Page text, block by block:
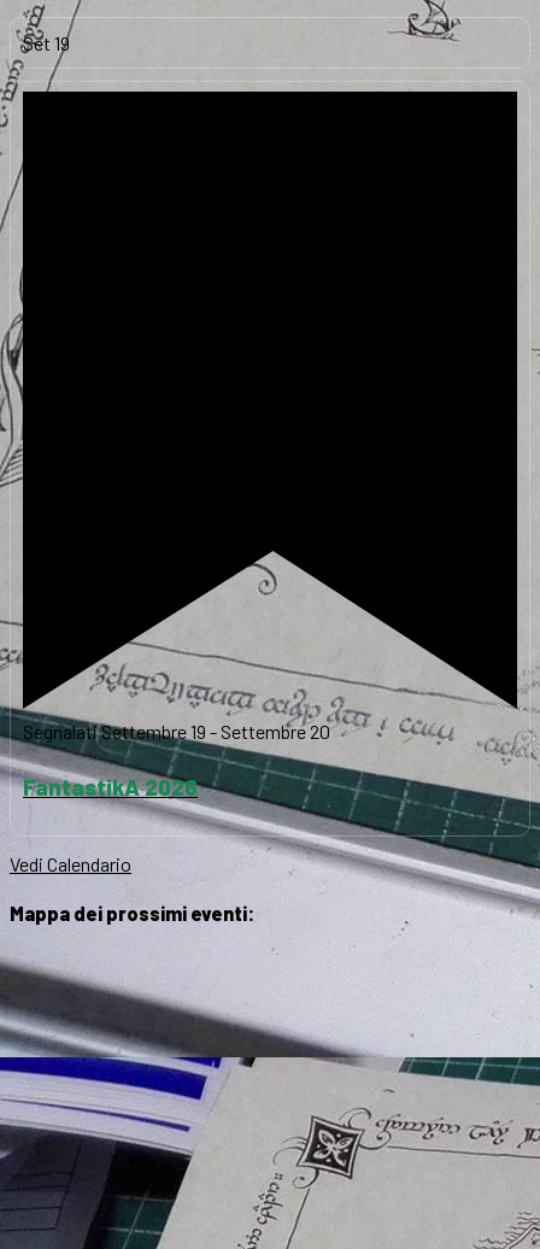
Set 19
SegnalatiSettembre 19 -Settembre 20
FantastikA 2026
Vedi Calendario
Mappa dei prossimi eventi: